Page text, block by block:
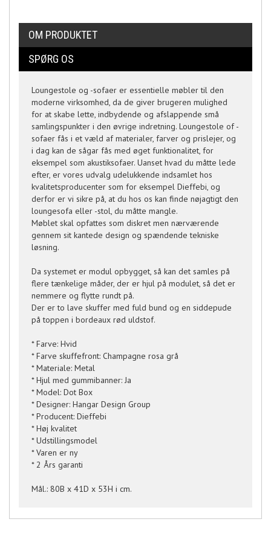
OM PRODUKTET
SPØRG OS
Loungestole og -sofaer er essentielle møbler til den
moderne virksomhed, da de giver brugeren mulighed
for at skabe lette, indbydende og afslappende små
samlingspunkter i den øvrige indretning. Loungestole of -
sofaer fås i et væld af materialer, farver og prislejer, og
i dag kan de sågar fås med øget funktionalitet, for
eksempel som akustiksofaer. Uanset hvad du måtte lede
efter, er vores udvalg udelukkende indsamlet hos
kvalitetsproducenter som for eksempel Dieffebi, og
derfor er vi sikre på, at du hos os kan finde nøjagtigt den
loungesofa eller -stol, du måtte mangle.
Møblet skal opfattes som diskret men nærværende
gennem sit kantede design og spændende tekniske
løsning.
Da systemet er modul opbygget, så kan det samles på
flere tænkelige måder, der er hjul på modulet, så det er
nemmere og flytte rundt på.
Der er to lave skuffer med fuld bund og en siddepude
på toppen i bordeaux rød uldstof.
* Farve: Hvid
* Farve skuffefront: Champagne rosa grå
* Materiale: Metal
* Hjul med gummibanner: Ja
* Model: Dot Box
* Designer: Hangar Design Group
* Producent: Dieffebi
* Høj kvalitet
* Udstillingsmodel
* Varen er ny
* 2 Års garanti
Mål.: 80B x 41D x 53H i cm.